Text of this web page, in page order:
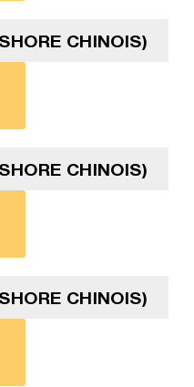
CHINOIS)
CHINOIS)
CHINOIS)